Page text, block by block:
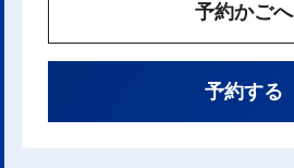
予約かごへ
予約する